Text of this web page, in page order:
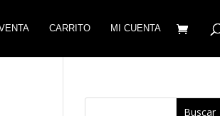
CARRITO MI CUENTA
Buscar